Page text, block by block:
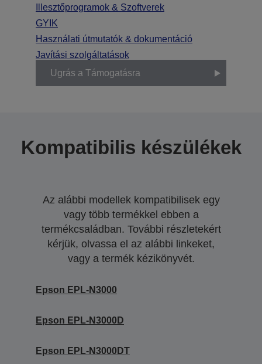
Illesztőprogramok & Szoftverek
GYIK
Használati útmutatók & dokumentáció
Javítási szolgáltatások
Ugrás a Támogatásra
Kompatibilis készülékek
Az alábbi modellek kompatibilisek egy
vagy több termékkel ebben a
termékcsaládban. További részletekért
kérjük, olvassa el az alábbi linkeket,
vagy a termék kézikönyvét.
Epson EPL-N3000
Epson EPL-N3000D
Epson EPL-N3000DT